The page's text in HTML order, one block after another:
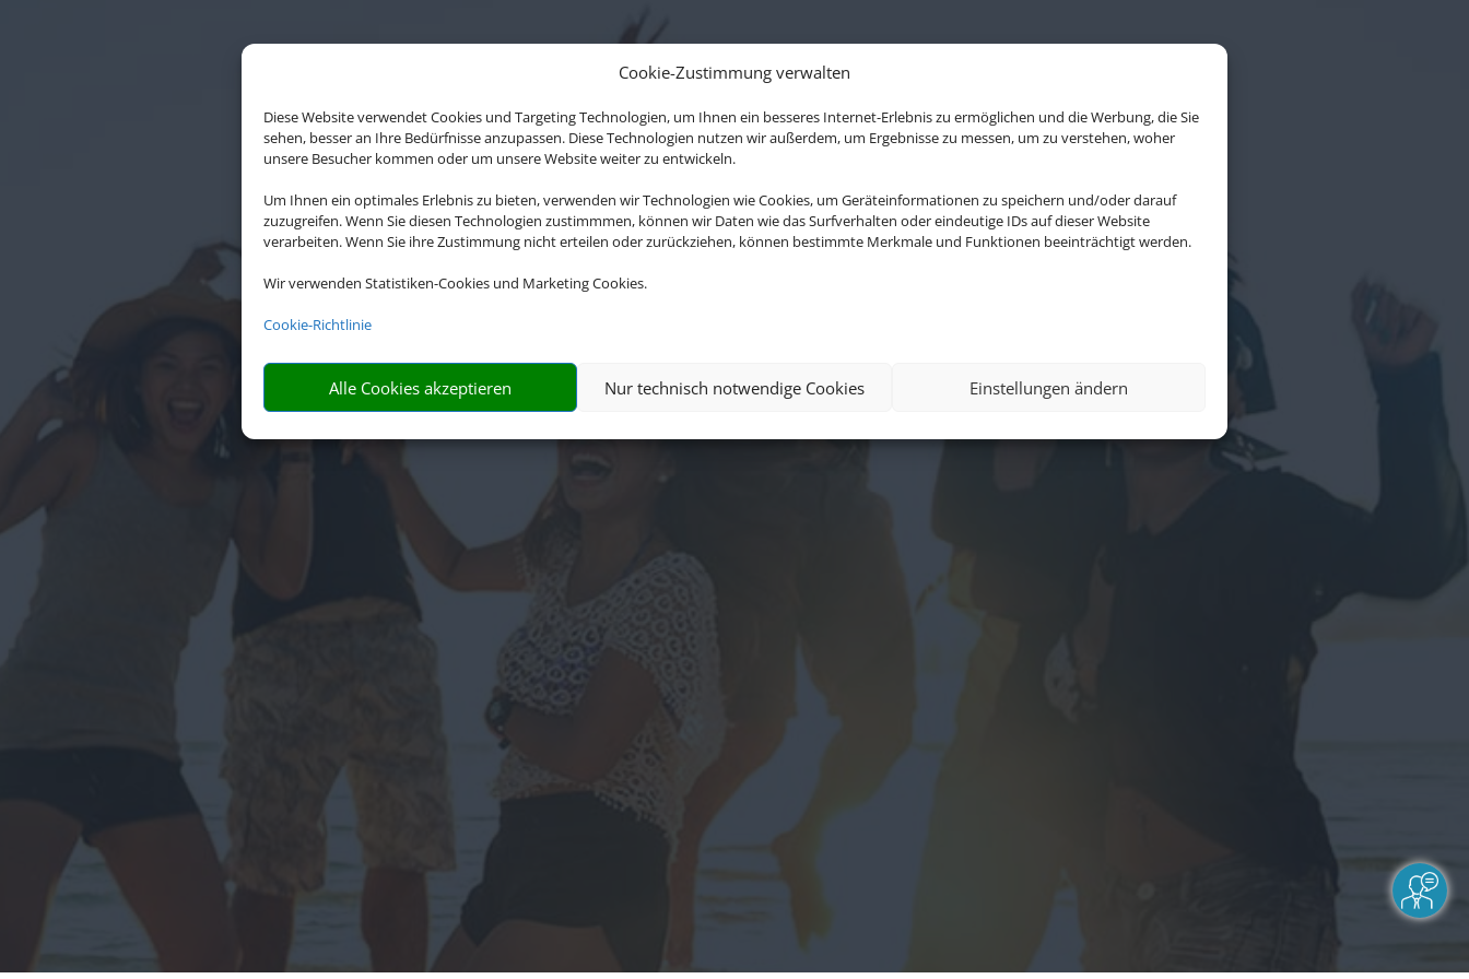
Cookie-Zustimmung verwalten
Diese Website verwendet Cookies und Targeting Technologien, um Ihnen ein besseres Internet-Erlebnis zu ermöglichen und die Werbung, die Sie
sehen, besser an Ihre Bedürfnisse anzupassen. Diese Technologien nutzen wir außerdem, um Ergebnisse zu messen, um zu verstehen, woher
unsere Besucher kommen oder um unsere Website weiter zu entwickeln.
Um Ihnen ein optimales Erlebnis zu bieten, verwenden wir Technologien wie Cookies, um Geräteinformationen zu speichern und/oder darauf
zuzugreifen. Wenn Sie diesen Technologien zustimmmen, können wir Daten wie das Surfverhalten oder eindeutige IDs auf dieser Website
verarbeiten. Wenn Sie ihre Zustimmung nicht erteilen oder zurückziehen, können bestimmte Merkmale und Funktionen beeinträchtigt werden.
Wir verwenden Statistiken-Cookies und Marketing Cookies.
Cookie-Richtlinie
Alle Cookies akzeptieren Nur technisch notwendige Cookies Einstellungen ändern
Die Abwicklung der Buchung übernimmt Schmetterling International GmbH &